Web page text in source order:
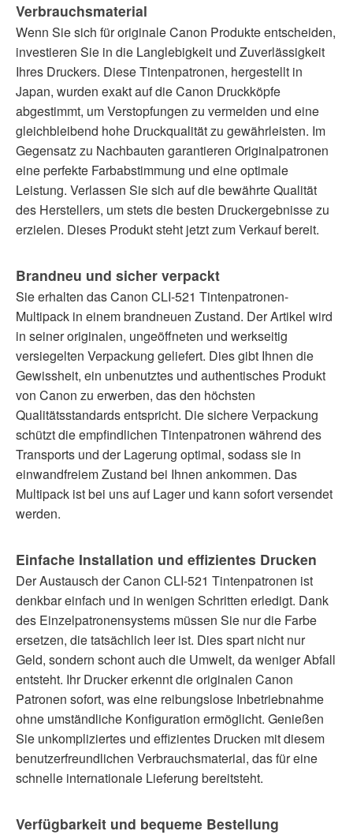
Verbrauchsmaterial
Wenn Sie sich für originale Canon Produkte entscheiden,
investieren Sie in die Langlebigkeit und Zuverlässigkeit
Ihres Druckers. Diese Tintenpatronen, hergestellt in
Japan, wurden exakt auf die Canon Druckköpfe
abgestimmt, um Verstopfungen zu vermeiden und eine
gleichbleibend hohe Druckqualität zu gewährleisten. Im
Gegensatz zu Nachbauten garantieren Originalpatronen
eine perfekte Farbabstimmung und eine optimale
Leistung. Verlassen Sie sich auf die bewährte Qualität
des Herstellers, um stets die besten Druckergebnisse zu
erzielen. Dieses Produkt steht jetzt zum Verkauf bereit.
Brandneu und sicher verpackt
Sie erhalten das Canon CLI-521 Tintenpatronen-
Multipack in einem brandneuen Zustand. Der Artikel wird
in seiner originalen, ungeöffneten und werkseitig
versiegelten Verpackung geliefert. Dies gibt Ihnen die
Gewissheit, ein unbenutztes und authentisches Produkt
von Canon zu erwerben, das den höchsten
Qualitätsstandards entspricht. Die sichere Verpackung
schützt die empfindlichen Tintenpatronen während des
Transports und der Lagerung optimal, sodass sie in
einwandfreiem Zustand bei Ihnen ankommen. Das
Multipack ist bei uns auf Lager und kann sofort versendet
werden.
Einfache Installation und effizientes Drucken
Der Austausch der Canon CLI-521 Tintenpatronen ist
denkbar einfach und in wenigen Schritten erledigt. Dank
des Einzelpatronensystems müssen Sie nur die Farbe
ersetzen, die tatsächlich leer ist. Dies spart nicht nur
Geld, sondern schont auch die Umwelt, da weniger Abfall
entsteht. Ihr Drucker erkennt die originalen Canon
Patronen sofort, was eine reibungslose Inbetriebnahme
ohne umständliche Konfiguration ermöglicht. Genießen
Sie unkompliziertes und effizientes Drucken mit diesem
benutzerfreundlichen Verbrauchsmaterial, das für eine
schnelle internationale Lieferung bereitsteht.
Verfügbarkeit und bequeme Bestellung